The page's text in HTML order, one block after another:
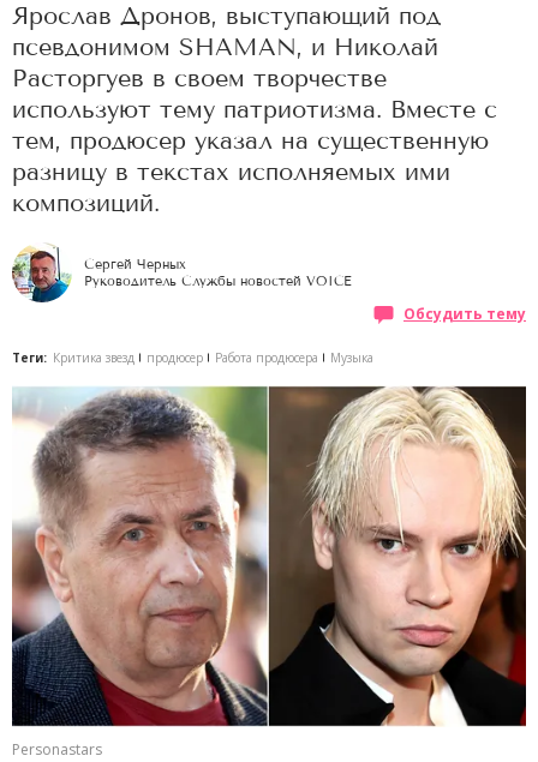
Ярослав Дронов, выступающий под
псевдонимом SHAMAN, и Николай
Расторгуев в своем творчестве
используют тему патриотизма. Вместе с
тем, продюсер указал на существенную
разницу в текстах исполняемых ими
композиций.
Сергей Черных
Руководитель Службы новостей VOICE
Обсудить тему
Теги: Критика звезд продюсер Работа продюсера Музыка
Personastars